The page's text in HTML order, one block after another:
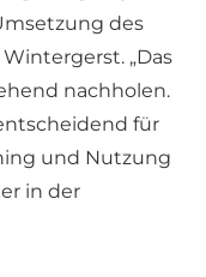
des
„Das
nachholen.
für
und Nutzung
in der